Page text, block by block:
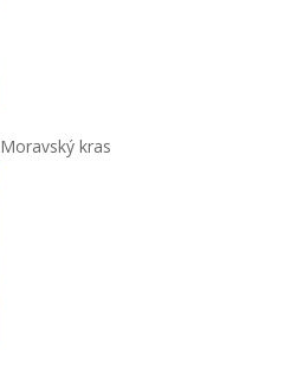
kras